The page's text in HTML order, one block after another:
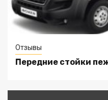
Отзывы
Передние стойки